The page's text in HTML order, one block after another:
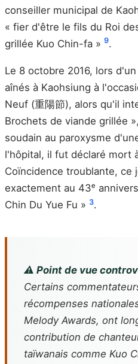
conseiller municipal de
« fier d'être le fils du Roi
grillée Kuo Chin-fa » 9.
Le 8 octobre 2016, lors
aînés à Kaohsiung à
Neuf (重陽節), alors qu'il
Brochets de viande grillée
soudain au paroxysme
l'hôpital, il fut déclaré mort
Coïncidence troublante, ce
exactement au 43ᵉ
Chin Du Yue Fu » 3.
⚠️ Point de vue
Certains
récompenses
Melody Awards, ont
contribution de
taïwanais comme Kuo